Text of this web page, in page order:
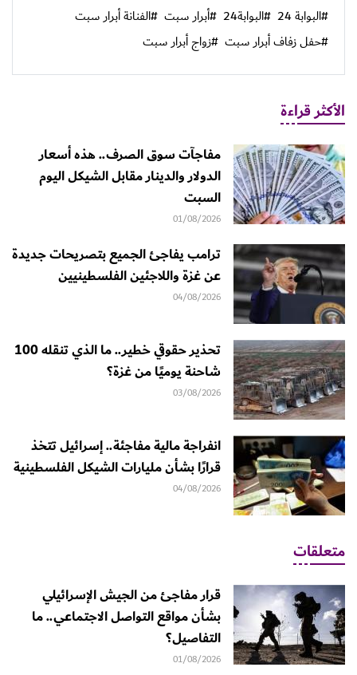
#البوابة 24 #البوابة24 #أبرار سبت #الفنانة أبرار سبت
#حفل زفاف أبرار سبت #زواج أبرار سبت
الأكثر قراءة
مفاجآت سوق الصرف.. هذه أسعار
الدولار والدينار مقابل الشيكل اليوم
السبت
01/08/2026
ترامب يفاجئ الجميع بتصريحات جديدة
عن غزة واللاجئين الفلسطينيين
04/08/2026
تحذير حقوقي خطير.. ما الذي تنقله 100
شاحنة يوميًا من غزة؟
03/08/2026
انفراجة مالية مفاجئة.. إسرائيل تتخذ
قرارًا بشأن مليارات الشيكل الفلسطينية
04/08/2026
متعلقات
قرار مفاجئ من الجيش الإسرائيلي
بشأن مواقع التواصل الاجتماعي.. ما
التفاصيل؟
01/08/2026